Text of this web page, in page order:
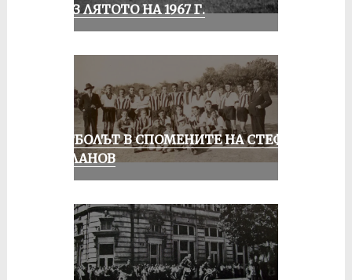
ПРЕЗ ЛЯТОТО НА 1967 Г.
ФУТБОЛЪТ В СПОМЕНИТЕ НА СТЕФАН
МИЛАНОВ